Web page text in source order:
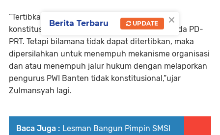
“Tertibkan pengurus PWI Banten yang tidak
konstitusional agar kembali taat dan patuh pada PD-
PRT. Tetapi bilamana tidak dapat ditertibkan, maka
dipersilahkan untuk menempuh mekanisme organisasi
dan atau menempuh jalur hukum dengan melaporkan
pengurus PWI Banten tidak konstitusional,”ujar
Zulmansyah lagi.
Baca Juga : Lesman Bangun Pimpin SMSI
×
Berita Terbaru UPDATE